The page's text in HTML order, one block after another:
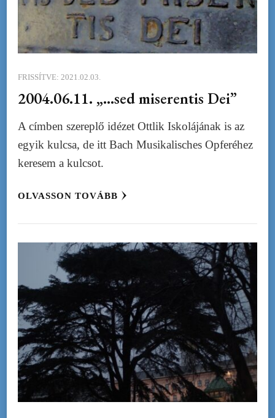
FRISSÍTVE: 2021.02.03.
2004.06.11. „…sed miserentis Dei”
A címben szereplő idézet Ottlik Iskolájának is az
egyik kulcsa, de itt Bach Musikalisches Opferéhez
keresem a kulcsot.
OLVASSON TOVÁBB